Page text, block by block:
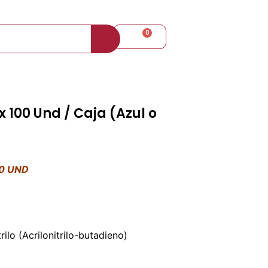
0 0
100 Und / Caja (Azul o
UND
(Acrilonitrilo-butadieno)